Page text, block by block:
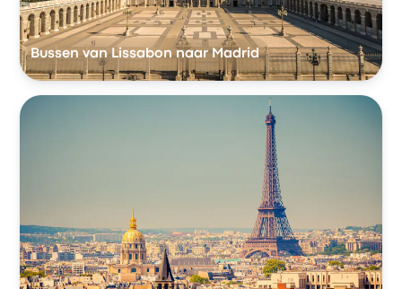
Bussen van Lissabon naar Madrid